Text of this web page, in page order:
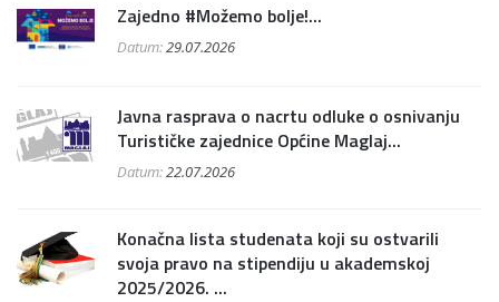
Zajedno #Možemo bolje!...
Datum:29.07.2026
Javna rasprava o nacrtu odluke o osnivanju
Turističke zajednice Općine Maglaj...
Datum:22.07.2026
Konačna lista studenata koji su ostvarili
svoja pravo na stipendiju u akademskoj
2025/2026. ...